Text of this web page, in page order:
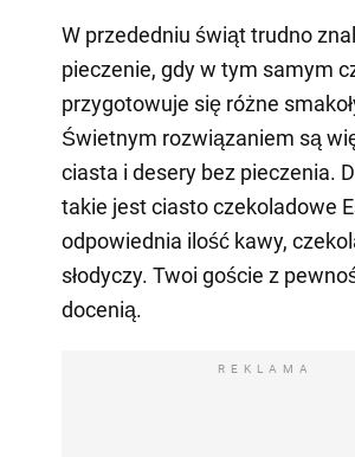
W przededniu świąt trudno
pieczenie, gdy w tym samym
przygotowuje się różne
Świetnym rozwiązaniem są
ciasta i desery bez pieczenia.
takie jest ciasto czekoladowe
odpowiednia ilość kawy,
słodyczy. Twoi goście z
docenią.
REKLAMA